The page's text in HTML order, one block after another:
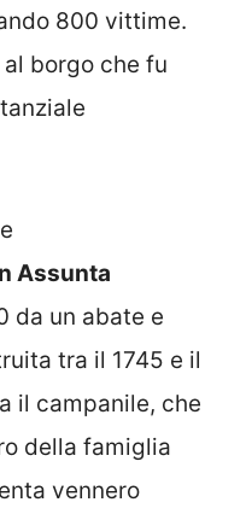
800 vittime.
borgo che fu
Assunta
da un abate e
tra il 1745 e il
il campanile, che
della famiglia
vennero